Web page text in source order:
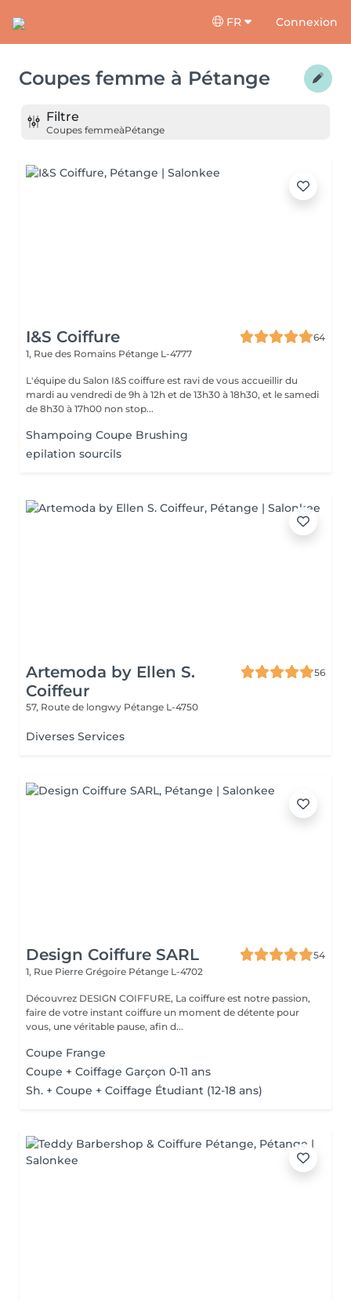
FR Connexion
Coupes femme à Pétange
Filtre
Coupes femmeàPétange
I&S Coiffure
64
1, Rue des Romains Pétange L-4777
L'équipe du Salon I&S coiffure est ravi de vous accueillir du
mardi au vendredi de 9h à 12h et de 13h30 à 18h30, et le samedi
de 8h30 à 17h00 non stop...
Shampoing Coupe Brushing
epilation sourcils
Artemoda by Ellen S.
Coiffeur
56
57, Route de longwy Pétange L-4750
Diverses Services
Design Coiffure SARL
54
1, Rue Pierre Grégoire Pétange L-4702
Découvrez DESIGN COIFFURE, La coiffure est notre passion,
faire de votre instant coiffure un moment de détente pour
vous, une véritable pause, afin d...
Coupe Frange
Coupe + Coiffage Garçon 0-11 ans
Sh. + Coupe + Coiffage Étudiant (12-18 ans)